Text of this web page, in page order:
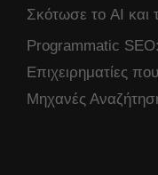
Σκότωσε το AI και
Programmatic
Επιχειρηματίες
Μηχανές